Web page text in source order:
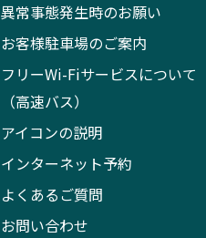
異常事態発生時のお願い
お客様駐車場のご案内
フリーWi-Fiサービスについて
（高速バス）
アイコンの説明
インターネット予約
よくあるご質問
お問い合わせ